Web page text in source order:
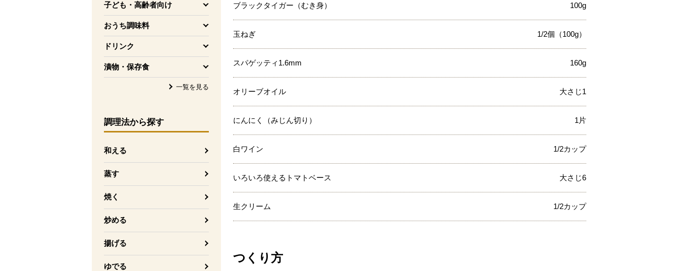
子ども・高齢者向け
を開く
おうち調味料
を開く
ドリンク
を開く
漬物・保存食
を開く
一覧を見る
調理法から探す
和える
蒸す
焼く
炒める
揚げる
ゆでる
ブラックタイガー（むき身） 100g
玉ねぎ 1/2個（100g）
スパゲッティ1.6mm 160g
オリーブオイル 大さじ1
にんにく（みじん切り） 1片
白ワイン 1/2カップ
いろいろ使えるトマトベース 大さじ6
生クリーム 1/2カップ
つくり方